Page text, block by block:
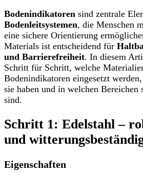
Bodenindikatoren sind zentrale
Bodenleitsystemen, die Menschen
eine sichere Orientierung
Materials ist entscheidend für
und Barrierefreiheit. In diesem
Schritt für Schritt, welche
Bodenindikatoren eingesetzt
sie haben und in welchen Bereichen
sind.
Schritt 1: Edelstahl –
und
Eigenschaften